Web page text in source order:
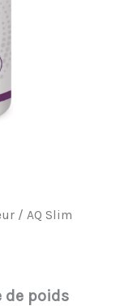
/ AQ Slim
de poids